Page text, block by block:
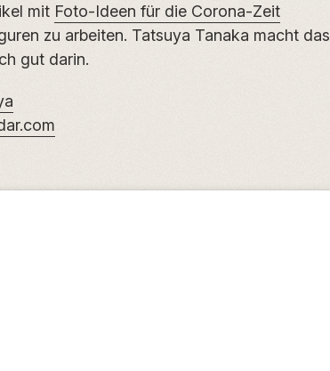
mit Foto-Ideen für die Corona-Zeit
zu arbeiten. Tatsuya Tanaka macht das
gut darin.